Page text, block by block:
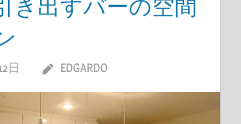
き出すバーの空間
日 EDGARDO